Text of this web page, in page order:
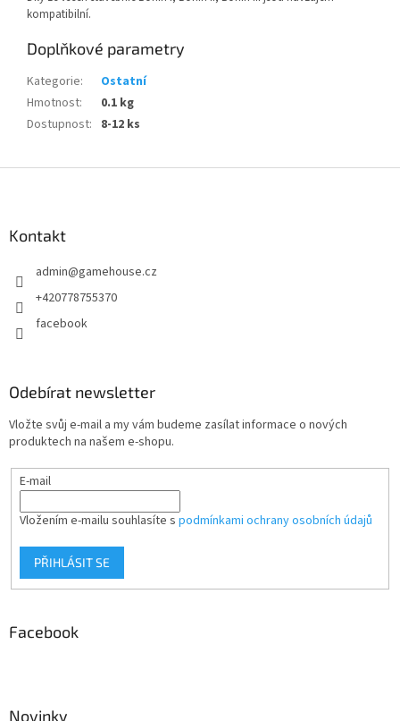
kompatibilní.
Doplňkové parametry
Kategorie:
Ostatní
Hmotnost:
0.1 kg
Dostupnost: 8-12 ks
Kontakt
admin@gamehouse.cz
+420778755370
facebook
Odebírat newsletter
Vložte svůj e-mail a my vám budeme zasílat informace o nových
produktech na našem e-shopu.
E-mail
Vložením e-mailu souhlasíte s podmínkami ochrany osobních údajů
PŘIHLÁSIT SE
Facebook
Novinky